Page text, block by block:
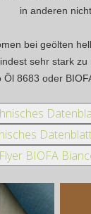
in anderen nicht.
bei geölten
sehr stark
Öl 8683 oder